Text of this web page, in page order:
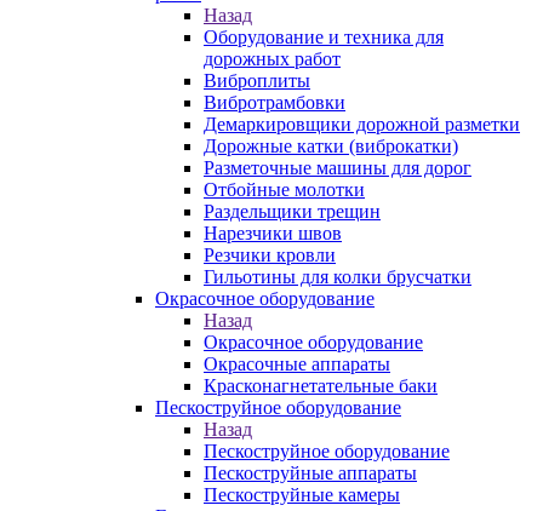
Назад
Оборудование и техника для
дорожных работ
Виброплиты
Вибротрамбовки
Демаркировщики дорожной разметки
Дорожные катки (виброкатки)
Разметочные машины для дорог
Отбойные молотки
Раздельщики трещин
Нарезчики швов
Резчики кровли
Гильотины для колки брусчатки
Окрасочное оборудование
Назад
Окрасочное оборудование
Окрасочные аппараты
Красконагнетательные баки
Пескоструйное оборудование
Назад
Пескоструйное оборудование
Пескоструйные аппараты
Пескоструйные камеры